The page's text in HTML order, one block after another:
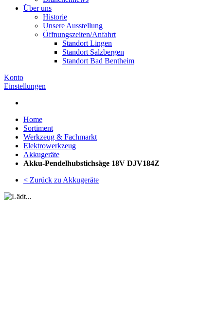
Über uns
Historie
Unsere Ausstellung
Öffnungszeiten/Anfahrt
Standort Lingen
Standort Salzbergen
Standort Bad Bentheim
Konto
Einstellungen
Home
Sortiment
Werkzeug & Fachmarkt
Elektrowerkzeug
Akkugeräte
Akku-Pendelhubstichsäge 18V DJV184Z
< Zurück zu Akkugeräte